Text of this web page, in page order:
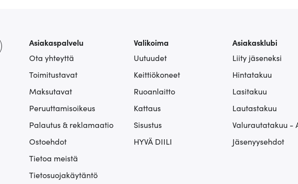
Asiakaspalvelu
Ota yhteyttä
Toimitustavat
Maksutavat
Peruuttamisoikeus
Palautus & reklamaatio
Ostoehdot
Tietoa meistä
Tietosuojakäytäntö
Valikoima
Uutuudet
Keittiökoneet
Ruoanlaitto
Kattaus
Sisustus
HYVÄ DIILI
Asiakasklubi
Liity jäseneksi
Hintatakuu
Lasitakuu
Lautastakuu
Valurautatakuu -
Jäsenyysehdot